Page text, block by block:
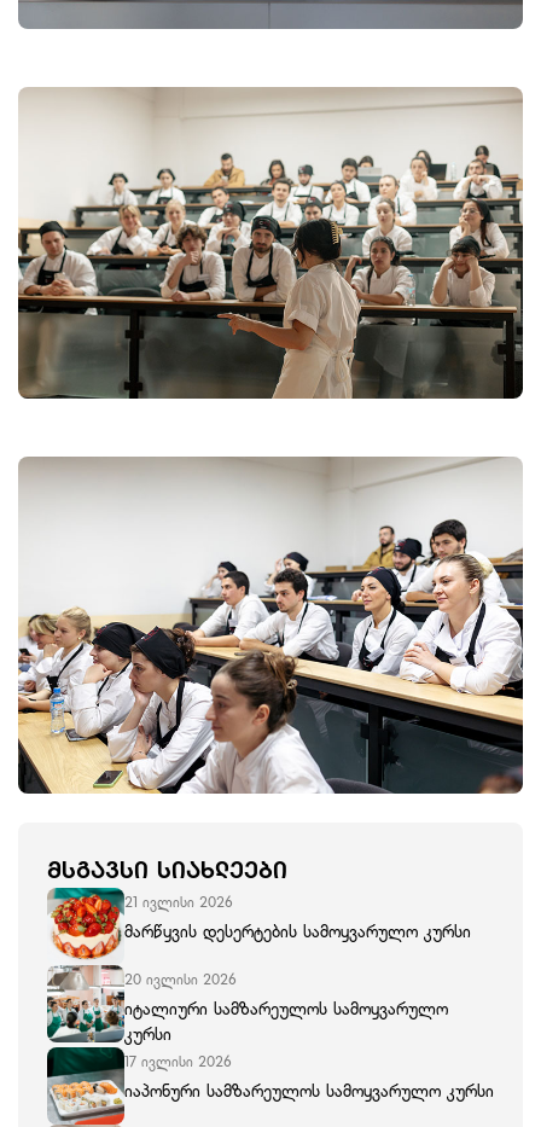
ᲛᲡᲒᲐᲕᲡᲘ ᲡᲘᲐᲮᲚᲔᲔᲑᲘ
21 ივლისი 2026
მარწყვის დესერტების სამოყვარულო კურსი
20 ივლისი 2026
იტალიური სამზარეულოს სამოყვარულო
კურსი
17 ივლისი 2026
იაპონური სამზარეულოს სამოყვარულო კურსი